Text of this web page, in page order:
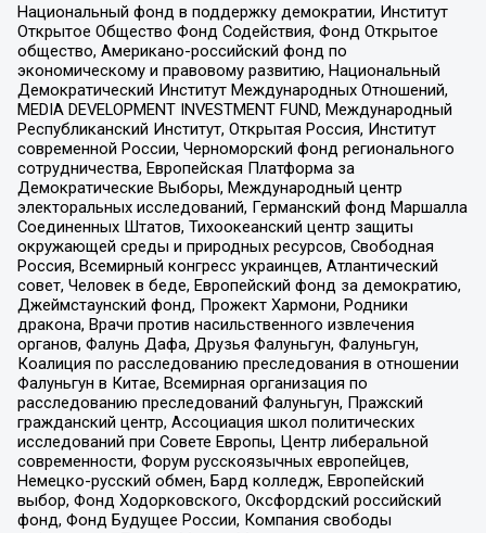
Национальный фонд в поддержку демократии, Институт
Открытое Общество Фонд Содействия, Фонд Открытое
общество, Американо-российский фонд по
экономическому и правовому развитию, Национальный
Демократический Институт Международных Отношений,
MEDIA DEVELOPMENT INVESTMENT FUND, Международный
Республиканский Институт, Открытая Россия, Институт
современной России, Черноморский фонд регионального
сотрудничества, Европейская Платформа за
Демократические Выборы, Международный центр
электоральных исследований, Германский фонд Маршалла
Соединенных Штатов, Тихоокеанский центр защиты
окружающей среды и природных ресурсов, Свободная
Россия, Всемирный конгресс украинцев, Атлантический
совет, Человек в беде, Европейский фонд за демократию,
Джеймстаунский фонд, Прожект Хармони, Родники
дракона, Врачи против насильственного извлечения
органов, Фалунь Дафа, Друзья Фалуньгун, Фалуньгун,
Коалиция по расследованию преследования в отношении
Фалуньгун в Китае, Всемирная организация по
расследованию преследований Фалуньгун, Пражский
гражданский центр, Ассоциация школ политических
исследований при Совете Европы, Центр либеральной
современности, Форум русскоязычных европейцев,
Немецко-русский обмен, Бард колледж, Европейский
выбор, Фонд Ходорковского, Оксфордский российский
фонд, Фонд Будущее России, Компания свободы